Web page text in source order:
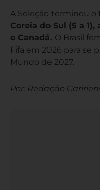
A Seleção terminou o
Coreia do Sul (5 a
o Canadá. O Brasil
Fifa em 2026 para se
Mundo de 2027.
Por: Redação